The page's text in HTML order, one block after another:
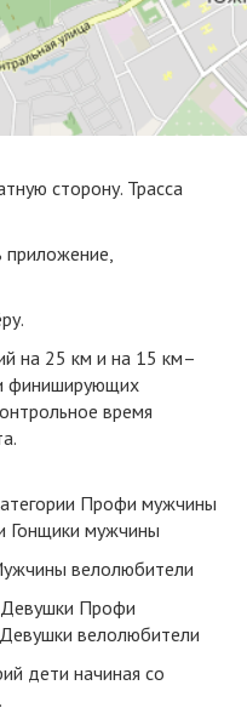
сторону. Трасса
приложение,
на 25 км и на 15 км–
финиширующих
время
Профи мужчины
Гонщики мужчины
велолюбители
Девушки Профи
велолюбители
дети начиная со